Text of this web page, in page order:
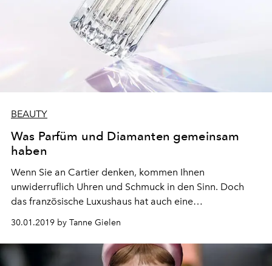
BEAUTY
Was Parfüm und Diamanten gemeinsam
haben
Wenn Sie an Cartier denken, kommen Ihnen
unwiderruflich Uhren und Schmuck in den Sinn. Doch
das französische Luxushaus hat auch eine
bemerkenswerte Parfümlinie, die vor kurzem um eine
neue Kreation erweitert wurde: "Carat".
30.01.2019 by Tanne Gielen